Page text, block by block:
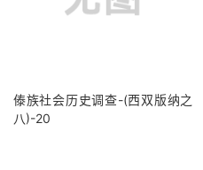
傣族社会历史调查-(西双版纳之
八)-20